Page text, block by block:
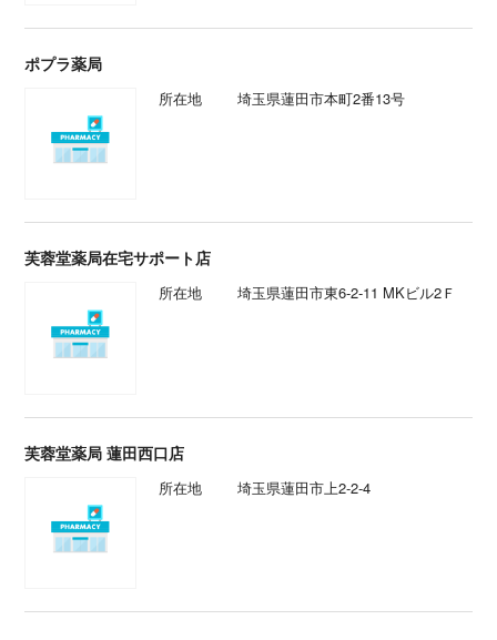
ポプラ薬局
所在地 埼玉県蓮田市本町2番13号
芙蓉堂薬局在宅サポート店
所在地 埼玉県蓮田市東6-2-11 MKビル2Ｆ
芙蓉堂薬局 蓮田西口店
所在地 埼玉県蓮田市上2-2-4